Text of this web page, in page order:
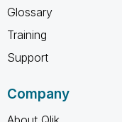
Glossary
Training
Support
Company